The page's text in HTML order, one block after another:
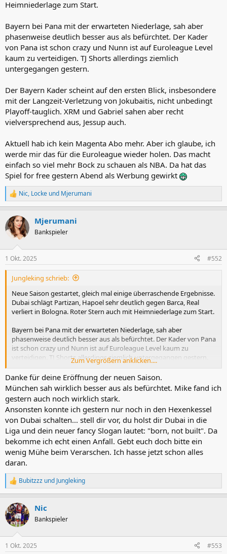
Heimniederlage zum Start.
Bayern bei Pana mit der erwarteten Niederlage, sah aber
phasenweise deutlich besser aus als befürchtet. Der Kader
von Pana ist schon crazy und Nunn ist auf Euroleague Level
kaum zu verteidigen. TJ Shorts allerdings ziemlich
untergegangen gestern.
Der Bayern Kader scheint auf den ersten Blick, insbesondere
mit der Langzeit-Verletzung von Jokubaitis, nicht unbedingt
Playoff-tauglich. XRM und Gabriel sahen aber recht
vielversprechend aus, Jessup auch.
Aktuell hab ich kein Magenta Abo mehr. Aber ich glaube, ich
werde mir das für die Euroleague wieder holen. Das macht
einfach so viel mehr Bock zu schauen als NBA. Da hat das
Spiel for free gestern Abend als Werbung gewirkt
R
e
k
t
e
n
Nic, Locke und Mjerumani
Mjerumani
Bankspieler
1 Okt. 2025 #552
Jungleking schrieb:
Neue Saison gestartet, gleich mal einige überraschende Ergebnisse.
Dubai schlägt Partizan, Hapoel sehr deutlich gegen Barca, Real
verliert in Bologna. Roter Stern auch mit Heimniederlage zum Start.
Bayern bei Pana mit der erwarteten Niederlage, sah aber
phasenweise deutlich besser aus als befürchtet. Der Kader von Pana
ist schon crazy und Nunn ist auf Euroleague Level kaum zu
verteidigen. TJ Shorts allerdings ziemlich untergegangen gestern.
Der Bayern Kader scheint auf den ersten Blick, insbesondere mit der
Langzeit-Verletzung von Jokubaitis, nicht unbedingt Playoff-
tauglich. XRM und Gabriel sahen aber recht vielversprechend aus,
Jessup auch.
Aktuell hab ich kein Magenta Abo mehr. Aber ich glaube, ich werde
mir das für die Euroleague wieder holen. Das macht einfach so viel
mehr Bock zu schauen als NBA. Da hat das Spiel for free gestern
Abend als Werbung gewirkt
Zum Vergrößern anklicken....
Danke für deine Eröffnung der neuen Saison.
München sah wirklich besser aus als befürchtet. Mike fand ich
gestern auch noch wirklich stark.
Ansonsten konnte ich gestern nur noch in den Hexenkessel
von Dubai schalten... stell dir vor, du holst dir Dubai in die
Liga und dein neuer fancy Slogan lautet: "born, not built". Da
bekomme ich echt einen Anfall. Gebt euch doch bitte ein
wenig Mühe beim Verarschen. Ich hasse jetzt schon alles
daran.
R
e
k
t
i
e
Bubitzzz und Jungleking
Nic
Bankspieler
1 Okt. 2025 #553